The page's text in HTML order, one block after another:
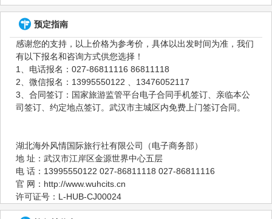
预定指南
感谢您的支持，以上价格为参考价，具体以出发时间为准，我们
有以下报名和咨询方式供您选择！
1、电话报名：027-86811116 86811118
2、微信报名：13995550122 、13476052117
3、合同签订：国家旅游监管平台电子合同手机签订、亲临本公
司签订、约定地点签订。武汉市主城区内免费上门签订合同。
湖北海外风情国际旅行社有限公司（电子商务部）
地 址：武汉市江岸区金源世界中心五层
电 话：13995550122 027-86811118 027-86811116
官 网：http://www.wuhcits.cn
许可证号：L-HUB-CJ00024